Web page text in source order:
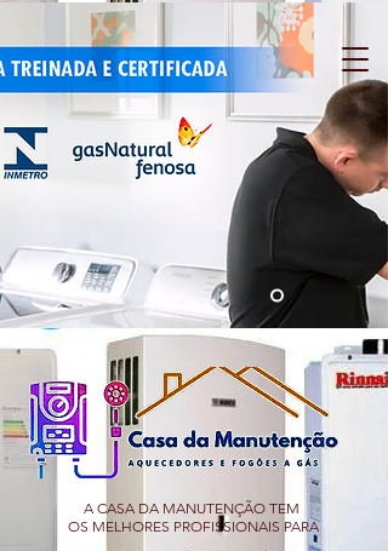
A CASA DA MANUTENÇÃO TEM
OS MELHORES PROFISSIONAIS PARA